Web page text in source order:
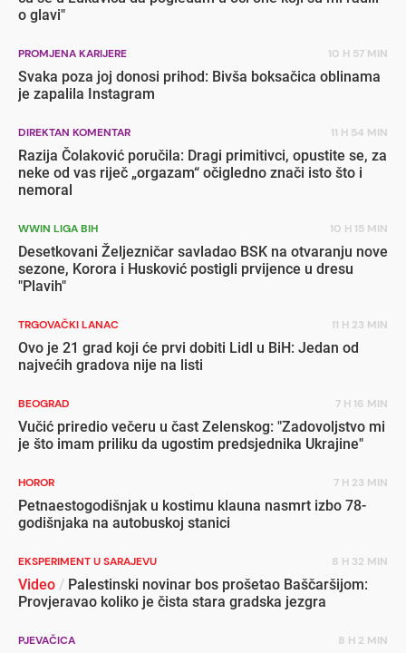
o glavi"
PROMJENA KARIJERE 10 H 57 MIN
Svaka poza joj donosi prihod: Bivša boksačica oblinama
je zapalila Instagram
DIREKTAN KOMENTAR 11 H 54 MIN
Razija Čolaković poručila: Dragi primitivci, opustite se, za
neke od vas riječ „orgazam“ očigledno znači isto što i
nemoral
WWIN LIGA BIH 10 H 15 MIN
Desetkovani Željezničar savladao BSK na otvaranju nove
sezone, Korora i Husković postigli prvijence u dresu
"Plavih"
TRGOVAČKI LANAC 11 H 23 MIN
Ovo je 21 grad koji će prvi dobiti Lidl u BiH: Jedan od
najvećih gradova nije na listi
BEOGRAD 7 H 16 MIN
Vučić priredio večeru u čast Zelenskog: "Zadovoljstvo mi
je što imam priliku da ugostim predsjednika Ukrajine"
HOROR 7 H 23 MIN
Petnaestogodišnjak u kostimu klauna nasmrt izbo 78-
godišnjaka na autobuskoj stanici
EKSPERIMENT U SARAJEVU 8 H 32 MIN
Video / Palestinski novinar bos prošetao Baščaršijom:
Provjeravao koliko je čista stara gradska jezgra
PJEVAČICA 8 H 2 MIN